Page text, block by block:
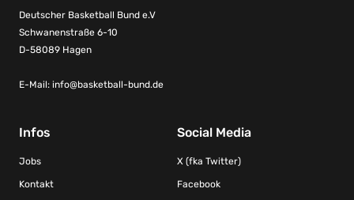
Deutscher Basketball Bund e.V
Schwanenstraße 6-10
D-58089 Hagen
E-Mail: info@basketball-bund.de
Infos
Jobs
Kontakt
Social Media
X (fka Twitter)
Facebook